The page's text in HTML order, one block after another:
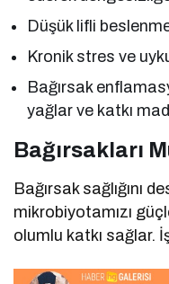
Düşük lifli
Kronik stres ve
Bağırsak
yağlar ve katkı
Bağırsakları
Bağırsak sağlığını
mikrobiyotamızı
olumlu katkı sağlar.